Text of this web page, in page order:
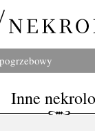
Inne